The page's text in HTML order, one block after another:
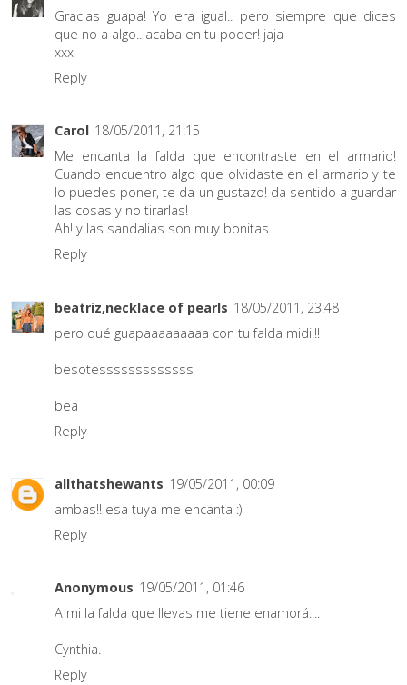
Gracias guapa! Yo era igual.. pero siempre que dices
que no a algo.. acaba en tu poder! jaja
xxx
Reply
Carol 18/05/2011, 21:15
Me encanta la falda que encontraste en el armario!
Cuando encuentro algo que olvidaste en el armario y te
lo puedes poner, te da un gustazo! da sentido a guardar
las cosas y no tirarlas!
Ah! y las sandalias son muy bonitas.
Reply
beatriz,necklace of pearls 18/05/2011, 23:48
pero qué guapaaaaaaaaa con tu falda midi!!!
besotesssssssssssss
bea
Reply
allthatshewants 19/05/2011, 00:09
ambas!! esa tuya me encanta :)
Reply
Anonymous 19/05/2011, 01:46
A mi la falda que llevas me tiene enamorá....
Cynthia.
Reply